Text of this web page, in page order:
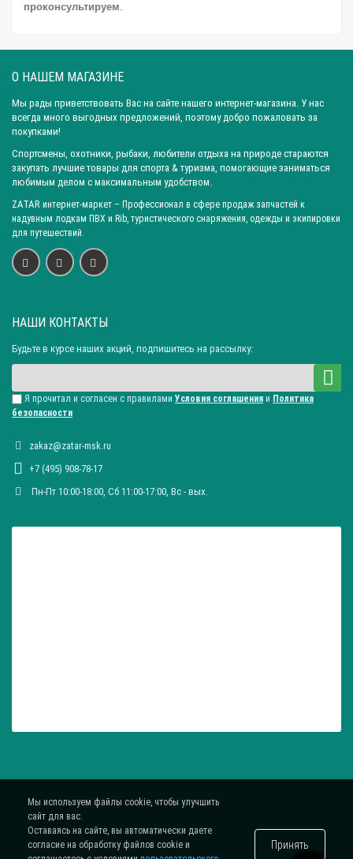
проконсультируем.
О НАШЕМ МАГАЗИНЕ
Мы рады приветствовать Вас на сайте нашего интернет-магазина. У нас
всегда много выгодных предложений, поэтому добро пожаловать за
покупками!
Спортсмены, охотники, рыбаки, любители отдыха на природе стараются
закупать лучшие товары для спорта & туризма, помогающие заниматься
любимым делом с максимальным удобством.
ZATAR интернет-маркет – Профессионал в сфере продаж запчастей к
надувным лодкам ПВХ и Rib, туристического снаряжения, одежды и экипировки
для путешествий.
НАШИ КОНТАКТЫ
Будьте в курсе наших акций, подпишитесь на рассылку:
Я прочитал и согласен с правилами Условия соглашения и Политика
безопасности
zakaz@zatar-msk.ru
+7 (495) 908-78-17
Пн-Пт 10:00-18:00, Сб 11:00-17:00, Вc - вых.
Мы используем файлы cookie, чтобы улучшить
сайт для вас.
Оставаясь на сайте, вы автоматически даете
согласие на обработку файлов cookie и
Принять